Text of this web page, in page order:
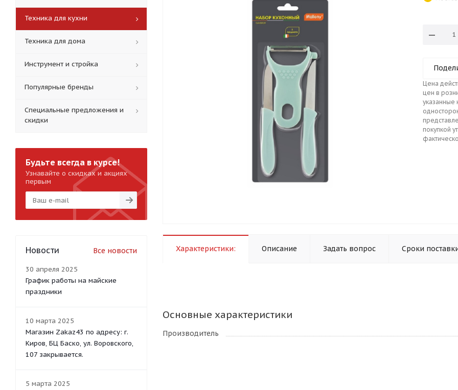
Цена
цен в
указанные
покупкой
Характеристики: Описание Задать вопрос Сроки
Основные характеристики
Производитель
Техника для кухни
Техника для дома
Инструмент и стройка
Популярные бренды
Специальные предложения и
скидки
Будьте всегда в курсе!
Узнавайте о скидках и акциях
первым
Новости Все новости
30 апреля 2025
График работы на майские
праздники
10 марта 2025
Магазин Zakaz43 по адресу: г.
Киров, БЦ Баско, ул. Воровского,
107 закрывается.
5 марта 2025